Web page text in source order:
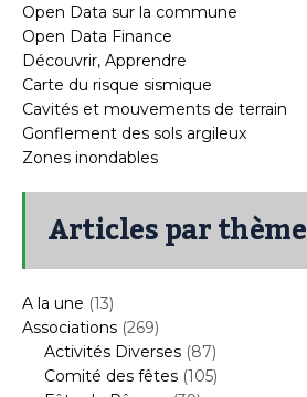
Open Data sur la commune
Open Data Finance
Découvrir, Apprendre
Carte du risque sismique
Cavités et mouvements de terrain
Gonflement des sols argileux
Zones inondables
Articles par thème
A la une (13)
Associations (269)
Activités Diverses (87)
Comité des fêtes (105)